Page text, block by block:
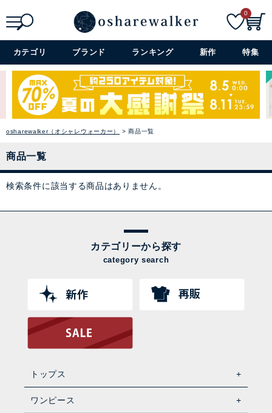
詳細検索+
0
カテゴリ ブランド ランキング 新作 特集
osharewalker（オシャレウォーカー） 商品一覧
商品一覧
検索条件に該当する商品はありません。
カテゴリーから探す
category search
トップス
ワンピース